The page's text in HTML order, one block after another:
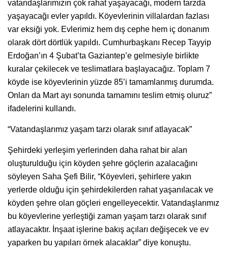
vatandaşlarımızın çok rahat yaşayacağı, modern tarzda
yaşayacağı evler yapıldı. Köyevlerinin villalardan fazlası
var eksiği yok. Evlerimiz hem dış cephe hem iç donanım
olarak dört dörtlük yapıldı. Cumhurbaşkanı Recep Tayyip
Erdoğan’ın 4 Şubat’ta Gaziantep’e gelmesiyle birlikte
kuralar çekilecek ve teslimatlara başlayacağız. Toplam 7
köyde ise köyevlerinin yüzde 85’i tamamlanmış durumda.
Onları da Mart ayı sonunda tamamını teslim etmiş oluruz”
ifadelerini kullandı.
“Vatandaşlarımız yaşam tarzı olarak sınıf atlayacak”
Şehirdeki yerleşim yerlerinden daha rahat bir alan
oluşturulduğu için köyden şehre göçlerin azalacağını
söyleyen Saha Şefi Bilir, “Köyevleri, şehirlere yakın
yerlerde olduğu için şehirdekilerden rahat yaşanılacak ve
köyden şehre olan göçleri engelleyecektir. Vatandaşlarımız
bu köyevlerine yerleştiği zaman yaşam tarzı olarak sınıf
atlayacaktır. İnşaat işlerine bakış açıları değişecek ve ev
yaparken bu yapıları örnek alacaklar” diye konuştu.